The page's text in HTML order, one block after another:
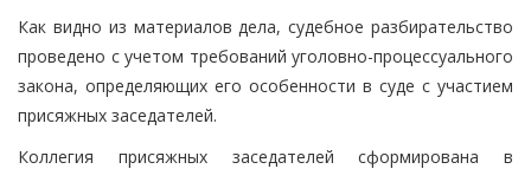
Как видно из материалов дела, судебное разбирательство
проведено с учетом требований уголовно-процессуального
закона, определяющих его особенности в суде с участием
присяжных заседателей.
Коллегия присяжных заседателей сформирована в